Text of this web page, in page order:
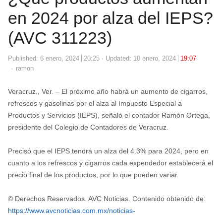
en 2024 por alza del IEPS?
(AVC 311223)
Published: 6 enero, 2024 20:25 Updated: 10 enero, 2024
19:07
Author
ramon
Veracruz., Ver. – El próximo año habrá un aumento de cigarros,
refrescos y gasolinas por el alza al Impuesto Especial a
Productos y Servicios (IEPS), señaló el contador Ramón Ortega,
presidente del Colegio de Contadores de Veracruz.
Precisó que el IEPS tendrá un alza del 4.3% para 2024, pero en
cuanto a los refrescos y cigarros cada expendedor establecerá el
precio final de los productos, por lo que pueden variar.
© Derechos Reservados. AVC Noticias. Contenido obtenido de:
https://www.avcnoticias.com.mx/noticias-